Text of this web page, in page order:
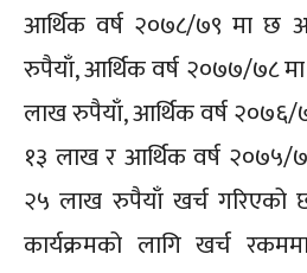
आर्थिक वर्ष २०७८/७९ मा छ
रुपैयाँ, आर्थिक वर्ष २०७७/७८
लाख रुपैयाँ, आर्थिक वर्ष २०७६/
१३ लाख र आर्थिक वर्ष २०७५/
२५ लाख रुपैयाँ खर्च गरिएको छ
कार्यक्रमको लागि खर्च